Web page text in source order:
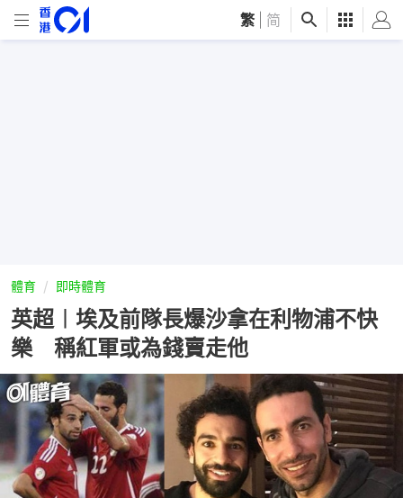
繁 简
體育 即時體育
英超︱埃及前隊長爆沙拿在利物浦不快
樂 稱紅軍或為錢賣走他